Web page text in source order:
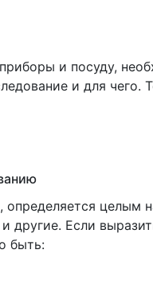
и посуду,
и для чего.
определяется целым
Если
быть: